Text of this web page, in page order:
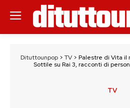
Dituttounpop > TV > Palestre di Vita il
Sottile su Rai 3, racconti di
TV